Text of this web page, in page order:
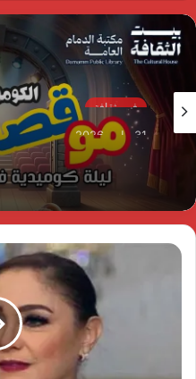
فن وثقافة
31 مايو، 2026
مو قصة لعبة ..مسرحية
مسرح الدمام ..وتنهي